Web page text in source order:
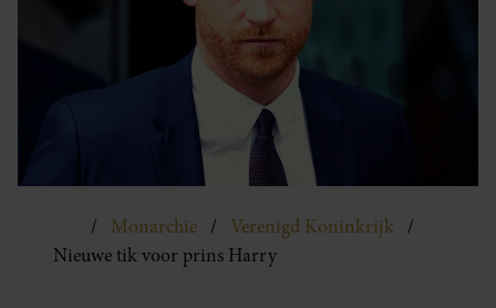
Monarchie
Verenigd Koninkrijk
Nieuwe tik voor prins Harry